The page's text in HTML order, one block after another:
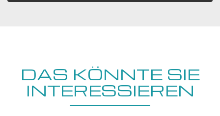
DAS KÖNNTE SIE
INTERESSIEREN